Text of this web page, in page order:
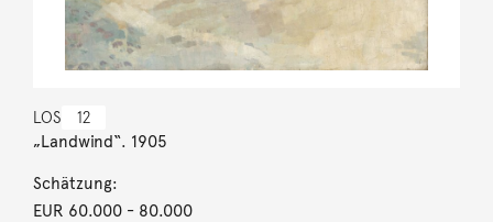
LOS 12
„Landwind“. 1905
Schätzung:
EUR 60.000- 80.000